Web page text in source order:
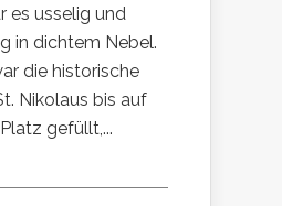
es usselig und
in dichtem Nebel.
die historische
Nikolaus bis auf
gefüllt,...